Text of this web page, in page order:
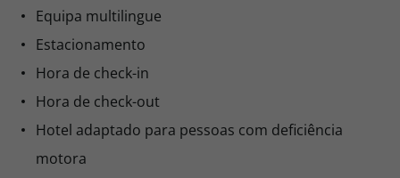
Equipa multilingue
Estacionamento
Hora de check-in
Hora de check-out
Hotel adaptado para pessoas com deficiência
motora